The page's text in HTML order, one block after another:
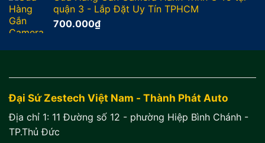
quận 3 - Lắp Đặt Uy Tín TPHCM
700.000₫
Đại Sứ Zestech Việt Nam - Thành Phát Auto
Địa chỉ 1: 11 Đường số 12 - phường Hiệp Bình Chánh -
TP.Thủ Đức